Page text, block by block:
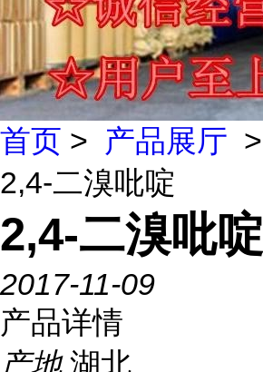
首页 > 产品展厅 >
2,4-二溴吡啶
2,4-二溴吡啶
2017-11-09
产品详情
产地 湖北